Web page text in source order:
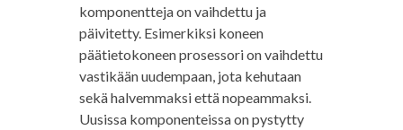
komponentteja on vaihdettu ja
päivitetty. Esimerkiksi koneen
päätietokoneen prosessori on vaihdettu
vastikään uudempaan, jota kehutaan
sekä halvemmaksi että nopeammaksi.
Uusissa komponenteissa on pystytty